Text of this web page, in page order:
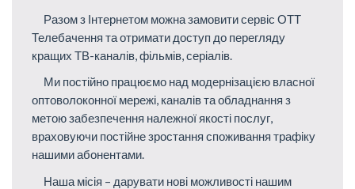
Разом з Інтернетом можна замовити сервіс ОТТ
Телебачення та отримати доступ до перегляду
кращих ТВ-каналів, фільмів, серіалів.
Ми постійно працюємо над модернізацією власної
оптоволоконної мережі, каналів та обладнання з
метою забезпечення належної якості послуг,
враховуючи постійне зростання споживання трафіку
нашими абонентами.
Наша місія – дарувати нові можливості нашим